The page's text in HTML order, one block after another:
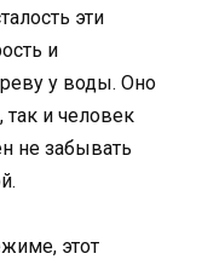
эти
и
у воды. Оно
так и человек
не забывать
этот